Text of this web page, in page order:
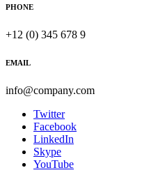
PHONE
+12 (0) 345 678 9
EMAIL
info@company.com
Twitter
Facebook
LinkedIn
Skype
YouTube